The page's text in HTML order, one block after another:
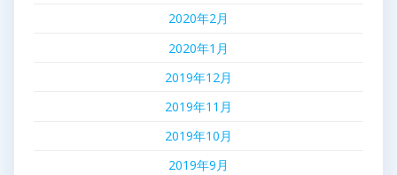
2020年2月
2020年1月
2019年12月
2019年11月
2019年10月
2019年9月